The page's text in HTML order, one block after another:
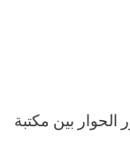
بين مكتبة